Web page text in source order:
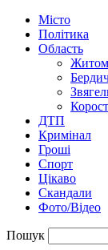
Місто
Політика
Область
ДТП
Кримінал
Гроші
Спорт
Цікаво
Скандали
Фото/Відео
Пошук